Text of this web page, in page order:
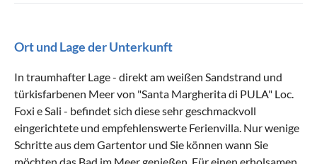
Ort und Lage der Unterkunft
In traumhafter Lage - direkt am weißen Sandstrand und
türkisfarbenen Meer von "Santa Margherita di PULA" Loc.
Foxi e Sali - befindet sich diese sehr geschmackvoll
eingerichtete und empfehlenswerte Ferienvilla. Nur wenige
Schritte aus dem Gartentor und Sie können wann Sie
möchten das Bad im Meer genießen. Für einen erholsamen